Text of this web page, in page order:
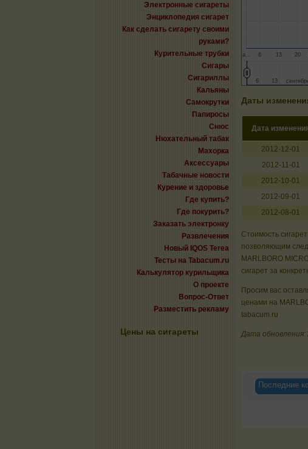
Электронные сигареты
Энциклопедия сигарет
Как сделать сигарету своими
руками?
Курительные трубки
Сигары
Сигариллы
Кальяны
Самокрутки
Папиросы
Снюс
Нюхательный табак
Махорка
Аксессуары
Табачные новости
Курение и здоровье
Где купить?
Где покурить?
Заказать электронку
Развлечения
Новый IQOS Terea
Тесты на Tabacum.ru
Калькулятор курильщика
О проекте
Вопрос-Ответ
Разместить рекламу
Цены на сигареты
а… 6 13 20
6
6 13
13
Даты
Дата
2012-12-01
2012-11-01
2012-10-01
2012-09-01
2012-08-01
Стоимость
позволяющим
MARLBORO
сигарет за
Просим вас
ценами на
tabacum.ru
Дата обновления:
Последние